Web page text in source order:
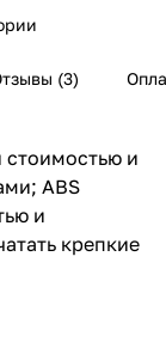
(3)
стоимостью и
ABS
и
крепкие